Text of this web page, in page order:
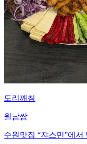
도리깨침
월남쌈
수원맛집 “쟈스민”에